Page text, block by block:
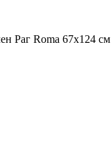
Раг Roma 67x124 см